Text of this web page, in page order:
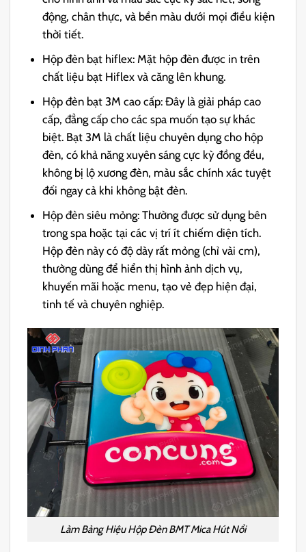
động, chân thực, và bền màu dưới mọi điều kiện
thời tiết.
Hộp đèn bạt hiflex: Mặt hộp đèn được in trên
chất liệu bạt Hiflex và căng lên khung.
Hộp đèn bạt 3M cao cấp: Đây là giải pháp cao
cấp, đẳng cấp cho các spa muốn tạo sự khác
biệt. Bạt 3M là chất liệu chuyên dụng cho hộp
đèn, có khả năng xuyên sáng cực kỳ đồng đều,
không bị lộ xương đèn, màu sắc chính xác tuyệt
đối ngay cả khi không bật đèn.
Hộp đèn siêu mỏng: Thường được sử dụng bên
trong spa hoặc tại các vị trí ít chiếm diện tích.
Hộp đèn này có độ dày rất mỏng (chỉ vài cm),
thường dùng để hiển thị hình ảnh dịch vụ,
khuyến mãi hoặc menu, tạo vẻ đẹp hiện đại,
tinh tế và chuyên nghiệp.
Làm Bảng Hiệu Hộp Đèn BMT Mica Hút Nổi